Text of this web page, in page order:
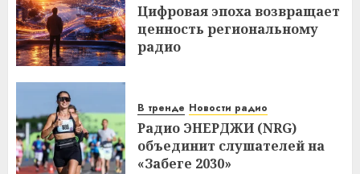
Цифровая эпоха возвращает
ценность региональному
радио
В тренде Новости радио
Радио ЭНЕРДЖИ (NRG)
объединит слушателей на
«Забеге 2030»